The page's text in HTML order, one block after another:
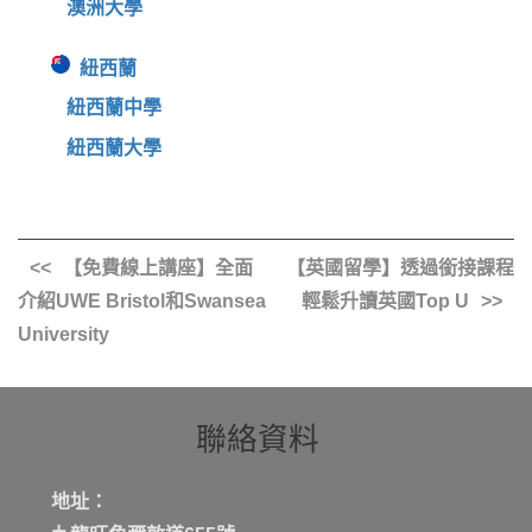
澳洲大學
紐西蘭
紐西蘭中學
紐西蘭大學
【免費線上講座】全面
介紹UWE Bristol和Swansea
University
【英國留學】透過銜接課程
輕鬆升讀英國Top U
聯絡資料
地址：